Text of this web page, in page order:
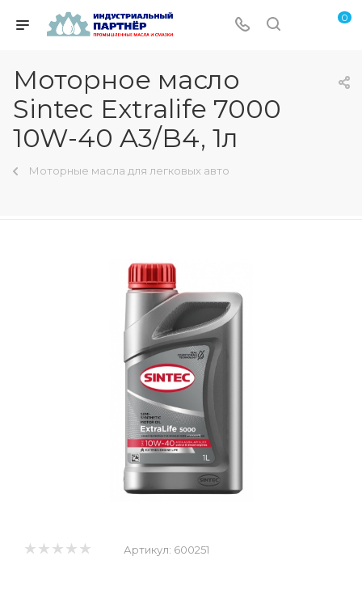
0
Моторное масло
Sintec Extralife 7000
10W-40 A3/B4, 1л
Моторные масла для легковых авто
Артикул: 600251